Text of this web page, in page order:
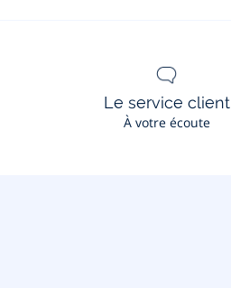
Le service client
À votre écoute